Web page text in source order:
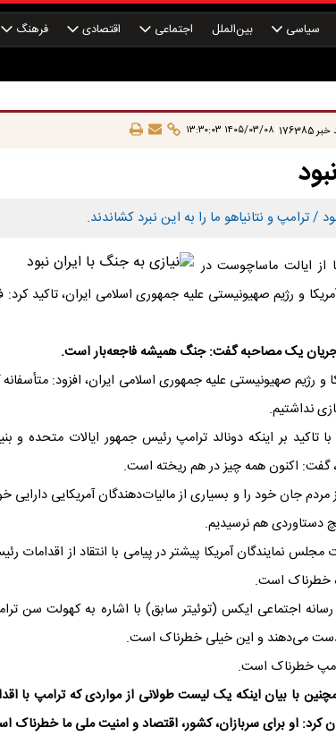
سیاسی بین‌الملل اجتماعی اقتصادی فرهنگ
خبر176385
|۱۴۰۵/۰۳/۰۸ ۱۳:۳۰:۰۳
/ ترامپ و نتانیاهو ما را به این نبرد کشاندند.
از ایالت ماساچوست در
و رژیم صهیونیستی علیه جمهوری اسلامی ایران، تاکید
یک مصاحبه گفت: جنگ همیشه فاجعه‌بار است.
رژیم صهیونیستی علیه جمهوری اسلامی ایران، افزود:
نداشتیم.
با تاکید بر اینکه دونالد ترامپ رئیس جمهور ایالات متحده و
گفت: اکنون همه چیز در هم ریخته است.
مردم جان خود را و بسیاری از مالیات‌دهندگان آمریکایی
دستاوردی هم نرسیدیم.
مجلس نمایندگان آمریکا پیشتر در پیامی با انتقاد از اقدامات
خطرناک است.
اجتماعی ایکس (توئیتر سابق) با اشاره به کهولت سن
دست می‌دهند و این خیلی خطرناک است.
خطرناک است.
با بیان اینکه یک لیست طولانی از مواردی که ترامپ با
کرد: او برای سربازان، کشور، اقتصاد و امنیت ملی ما خطرناک